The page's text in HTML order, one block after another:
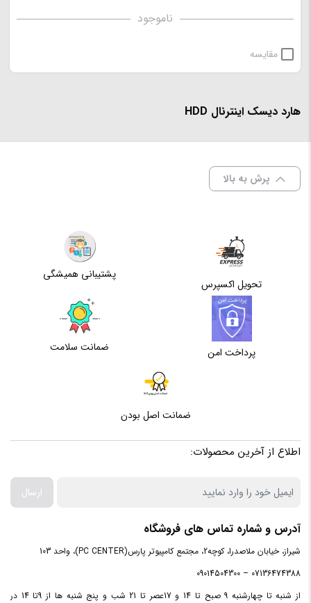
ناموجود
مقایسه
هارد دیسک اینترنال HDD
پرش به بالا
تحویل اکسپرس
پشتیبانی همیشگی
پرداخت امن ضمانت سلامت
ضمانت اصل بودن
اطلاع از آخرین محصولات:
ارسال
آدرس و شماره تماس های فروشگاه
شیراز، خیابان ملاصدرا، کوچه2، مجتمع کامپیوتر پارس(PC CENTER)، واحد 103
07136474388 – 09014504300
از شنبه تا چهارشنبه 9 صبح تا 14 و 17عصر تا 21 شب و پنج شنبه ها از 9تا 14 در